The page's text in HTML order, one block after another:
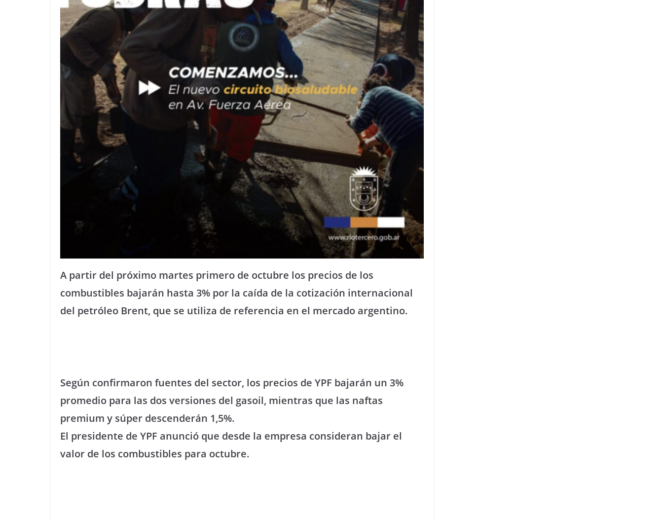
A partir del próximo martes primero de octubre los precios de los
combustibles bajarán hasta 3% por la caída de la cotización internacional
del petróleo Brent, que se utiliza de referencia en el mercado argentino.
Según confirmaron fuentes del sector, los precios de YPF bajarán un 3%
promedio para las dos versiones del gasoil, mientras que las naftas
premium y súper descenderán 1,5%.
El presidente de YPF anunció que desde la empresa consideran bajar el
valor de los combustibles para octubre.